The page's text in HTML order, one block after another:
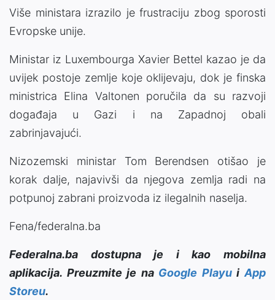
Više ministara izrazilo je frustraciju zbog sporosti
Evropske unije.
Ministar iz Luxembourga Xavier Bettel kazao je da
uvijek postoje zemlje koje oklijevaju, dok je finska
ministrica Elina Valtonen poručila da su razvoji
događaja u Gazi i na Zapadnoj obali
zabrinjavajući.
Nizozemski ministar Tom Berendsen otišao je
korak dalje, najavivši da njegova zemlja radi na
potpunoj zabrani proizvoda iz ilegalnih naselja.
Fena/federalna.ba
Federalna.ba dostupna je i kao mobilna
aplikacija. Preuzmite je na Google PlayuiApp
Storeu.